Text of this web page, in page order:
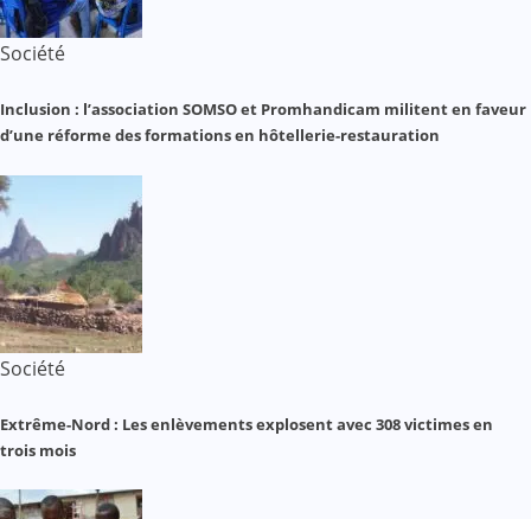
Société
Inclusion : l’association SOMSO et Promhandicam militent en faveur
d’une réforme des formations en hôtellerie-restauration
Société
Extrême-Nord : Les enlèvements explosent avec 308 victimes en
trois mois